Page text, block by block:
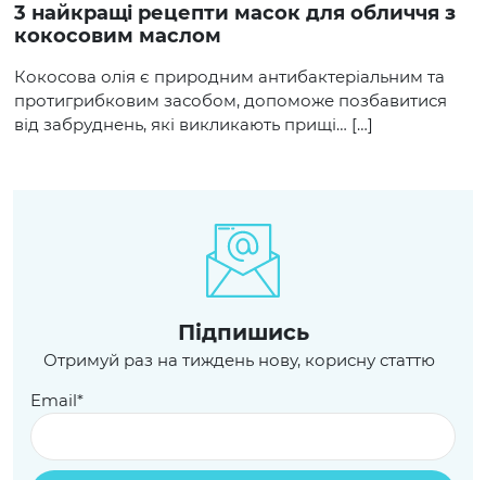
3 найкращі рецепти масок для обличчя з
кокосовим маслом
Кокосова олія є природним антибактеріальним та
протигрибковим засобом, допоможе позбавитися
від забруднень, які викликають прищі… […]
Пiдпишись
Отримуй раз на тиждень нову, корисну статтю
Email*